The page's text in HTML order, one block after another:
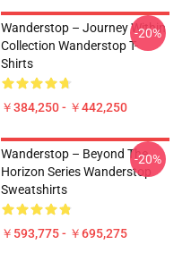
Wanderstop – Journey Within
Collection Wanderstop T-
Shirts
￥384,250 - ￥442,250
-20%
Wanderstop – Beyond The
Horizon Series Wanderstop
Sweatshirts
￥593,775 - ￥695,275
-20%